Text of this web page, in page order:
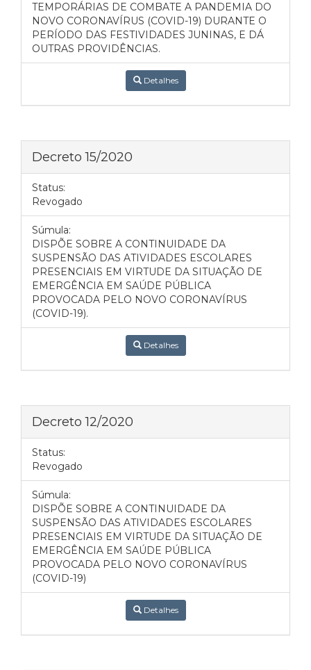
TEMPORÁRIAS DE COMBATE A PANDEMIA DO
NOVO CORONAVÍRUS (COVID-19) DURANTE O
PERÍODO DAS FESTIVIDADES JUNINAS, E DÁ
OUTRAS PROVIDÊNCIAS.
Detalhes
Decreto 15/2020
Status:
Revogado
Súmula:
DISPÕE SOBRE A CONTINUIDADE DA
SUSPENSÃO DAS ATIVIDADES ESCOLARES
PRESENCIAIS EM VIRTUDE DA SITUAÇÃO DE
EMERGÊNCIA EM SAÚDE PÚBLICA
PROVOCADA PELO NOVO CORONAVÍRUS
(COVID-19).
Detalhes
Decreto 12/2020
Status:
Revogado
Súmula:
DISPÕE SOBRE A CONTINUIDADE DA
SUSPENSÃO DAS ATIVIDADES ESCOLARES
PRESENCIAIS EM VIRTUDE DA SITUAÇÃO DE
EMERGÊNCIA EM SAÚDE PÚBLICA
PROVOCADA PELO NOVO CORONAVÍRUS
(COVID-19)
Detalhes